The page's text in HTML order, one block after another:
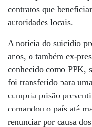
contratos que
autoridades locais.
A notícia do suicídio
anos, o também ex-
conhecido como PPK,
foi transferido para
cumpria prisão
comandou o país até
renunciar por causa